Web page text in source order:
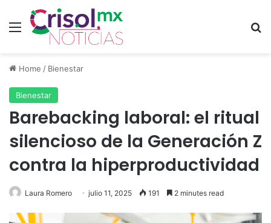
Menu
Home / Bienestar
Bienestar
Barebacking laboral: el ritual
silencioso de la Generación Z
contra la hiperproductividad
Laura Romero julio 11, 2025 191 2 minutes read